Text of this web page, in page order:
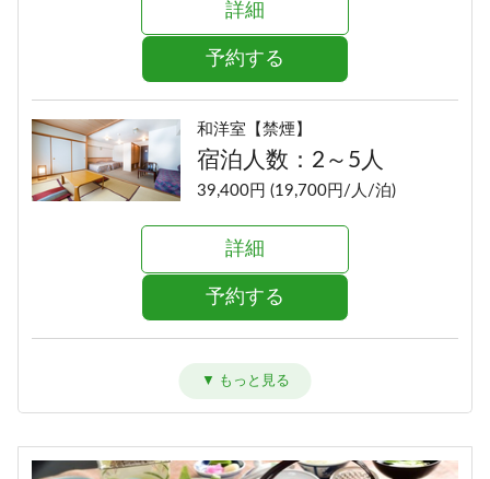
詳細
予約する
和洋室【禁煙】
宿泊人数：2～5人
39,400円 (19,700円/人/泊)
詳細
予約する